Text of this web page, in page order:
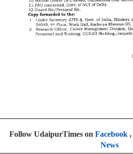
Follow UdaipurTimes on Facebook,
News